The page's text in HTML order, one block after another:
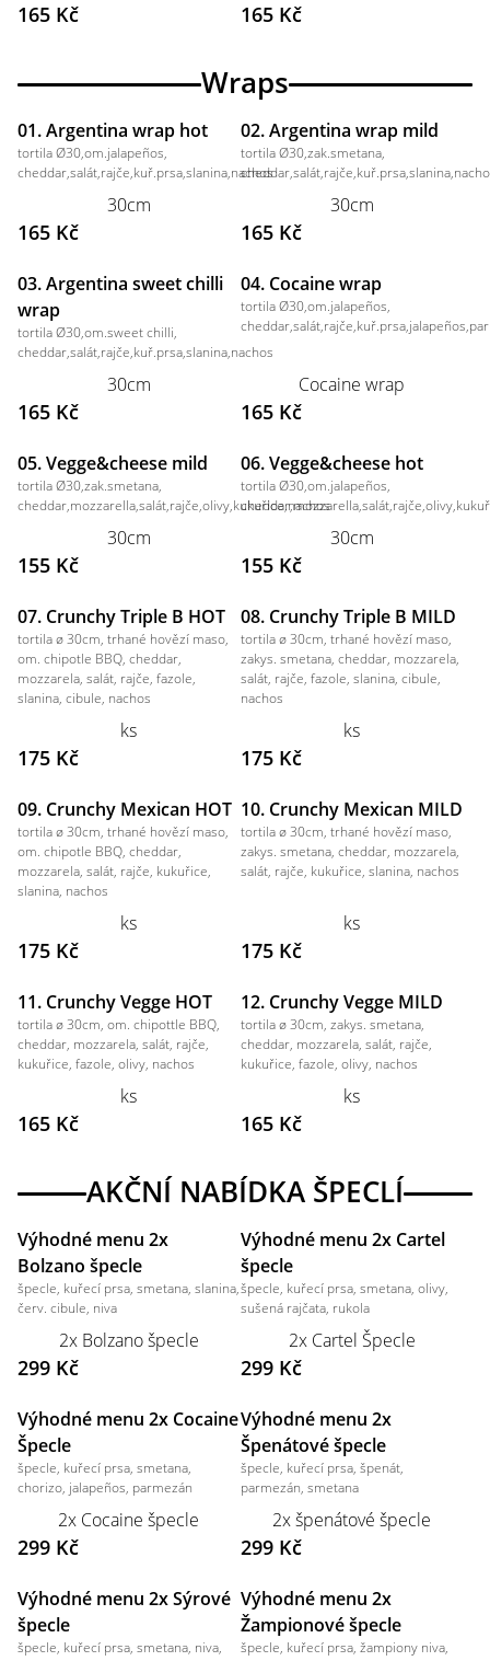
165 Kč 165 Kč
Wraps
01. Argentina wrap hot
tortila Ø30,om.jalapeños,
cheddar,salát,rajče,kuř.prsa,slanina,nachos
30cm
165 Kč
02. Argentina wrap mild
tortila Ø30,zak.smetana,
30cm
165 Kč
03. Argentina sweet chilli
wrap
tortila Ø30,om.sweet chilli,
cheddar,salát,rajče,kuř.prsa,slanina,nachos
30cm
165 Kč
04. Cocaine wrap
tortila Ø30,om.jalapeños,
Cocaine wrap
165 Kč
05. Vegge&cheese mild
tortila Ø30,zak.smetana,
cheddar,mozzarella,salát,rajče,olivy,kukuřice,nachos
30cm
155 Kč
06. Vegge&cheese hot
tortila Ø30,om.jalapeños,
30cm
155 Kč
07. Crunchy Triple B HOT
tortila ø 30cm, trhané hovězí maso,
om. chipotle BBQ, cheddar,
mozzarela, salát, rajče, fazole,
slanina, cibule, nachos
ks
175 Kč
08. Crunchy Triple B MILD
tortila ø 30cm, trhané hovězí maso,
zakys. smetana, cheddar, mozzarela,
salát, rajče, fazole, slanina, cibule,
nachos
ks
175 Kč
09. Crunchy Mexican HOT
tortila ø 30cm, trhané hovězí maso,
om. chipotle BBQ, cheddar,
mozzarela, salát, rajče, kukuřice,
slanina, nachos
ks
175 Kč
10. Crunchy Mexican MILD
tortila ø 30cm, trhané hovězí maso,
zakys. smetana, cheddar, mozzarela,
salát, rajče, kukuřice, slanina, nachos
ks
175 Kč
11. Crunchy Vegge HOT
tortila ø 30cm, om. chipottle BBQ,
cheddar, mozzarela, salát, rajče,
kukuřice, fazole, olivy, nachos
ks
165 Kč
12. Crunchy Vegge MILD
tortila ø 30cm, zakys. smetana,
cheddar, mozzarela, salát, rajče,
kukuřice, fazole, olivy, nachos
ks
165 Kč
AKČNÍ NABÍDKA ŠPECLÍ
Výhodné menu 2x
Bolzano špecle
špecle, kuřecí prsa, smetana, slanina,
červ. cibule, niva
2x Bolzano špecle
299 Kč
Výhodné menu 2x Cartel
špecle
špecle, kuřecí prsa, smetana, olivy,
sušená rajčata, rukola
2x Cartel Špecle
299 Kč
Výhodné menu 2x Cocaine
Špecle
špecle, kuřecí prsa, smetana,
chorizo, jalapeños, parmezán
2x Cocaine špecle
299 Kč
Výhodné menu 2x
Špenátové špecle
špecle, kuřecí prsa, špenát,
parmezán, smetana
2x špenátové špecle
299 Kč
Výhodné menu 2x Sýrové
špecle
špecle, kuřecí prsa, smetana, niva,
Výhodné menu 2x
Žampionové špecle
špecle, kuřecí prsa, žampiony niva,